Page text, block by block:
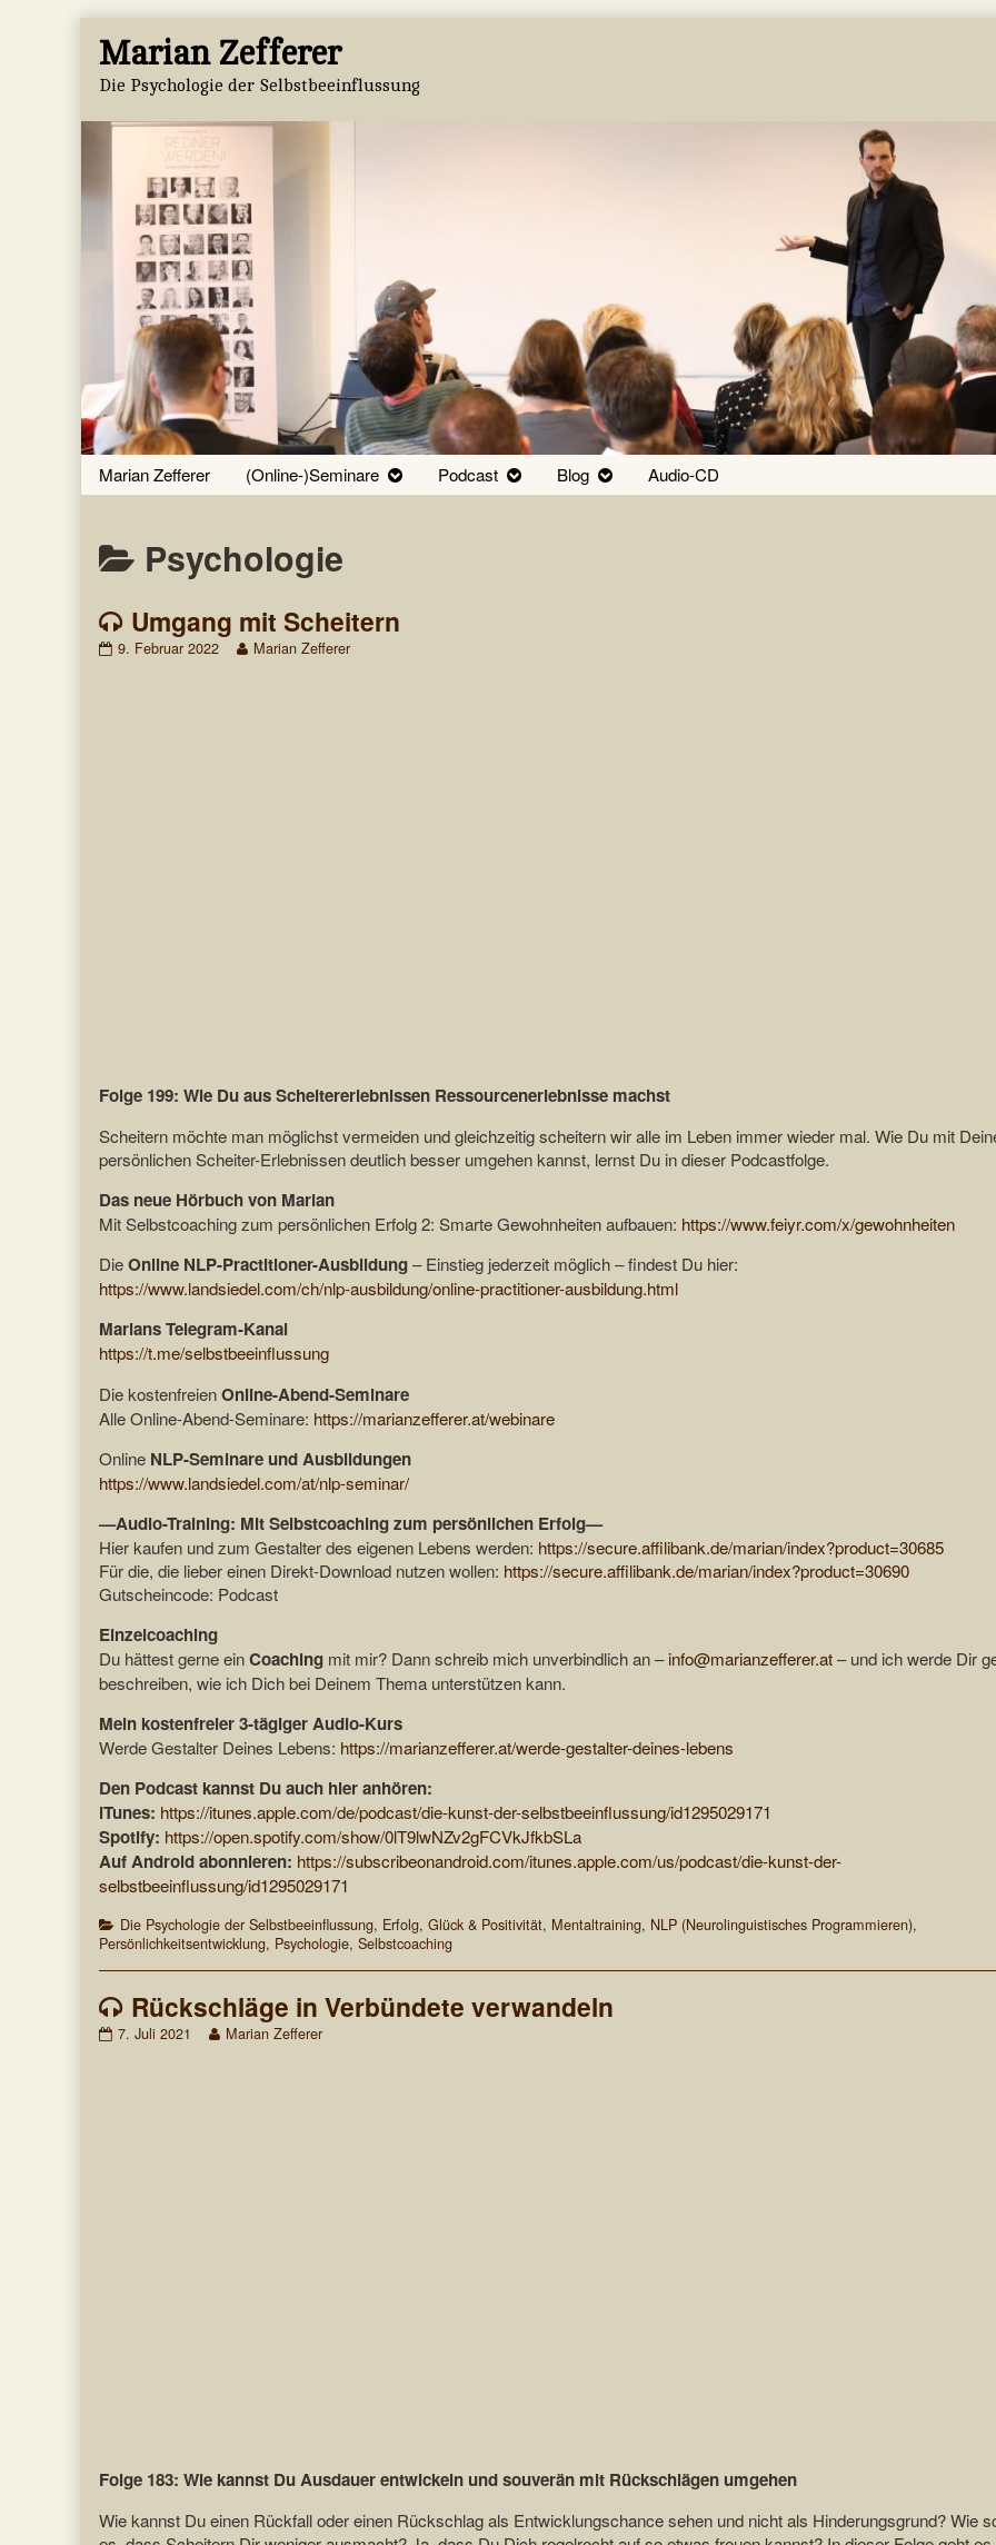
Marian Zefferer
Die Psychologie der Selbstbeeinflussung
Marian Zefferer (Online-)Seminare Podcast Blog Audio-CD
Posts
categoriezed
as
Psychologie
Umgang mit Scheitern
Umgang
9. Februar 2022
Read
Marian Zefferer
Folge 199: Wie Du aus Scheitererlebnissen Ressourcenerlebnisse machst
Scheitern möchte man möglichst vermeiden und gleichzeitig scheitern wir alle im Leben immer wieder mal. Wie Du mit
persönlichen Scheiter-Erlebnissen deutlich besser umgehen kannst, lernst Du in dieser Podcastfolge.
Das neue Hörbuch von Marian
Mit Selbstcoaching zum persönlichen Erfolg 2: Smarte Gewohnheiten aufbauen: https://www.feiyr.com/x/gewohnheiten
DieOnline NLP-Practitioner-Ausbildung– Einstieg jederzeit möglich – findest Du hier:
https://www.landsiedel.com/ch/nlp-ausbildung/online-practitioner-ausbildung.html
Marians Telegram-Kanal
https://t.me/selbstbeeinflussung
Die kostenfreienOnline-Abend-Seminare
Alle Online-Abend-Seminare: https://marianzefferer.at/webinare
Online NLP-Seminare und Ausbildungen
https://www.landsiedel.com/at/nlp-seminar/
—Audio-Training: Mit Selbstcoaching zum persönlichen Erfolg—
Hier kaufen und zum Gestalter des eigenen Lebens werden: https://secure.affilibank.de/marian/index?product=30685
Für die, die lieber einen Direkt-Download nutzen wollen: https://secure.affilibank.de/marian/index?product=30690
Gutscheincode: Podcast
Einzelcoaching
Du hättest gerne einCoaching mit mir? Dann schreib mich unverbindlich an –info@marianzefferer.at– und ich werde Dir
beschreiben, wie ich Dich bei Deinem Thema unterstützen kann.
Mein kostenfreier 3-tägiger Audio-Kurs
Werde Gestalter Deines Lebens: https://marianzefferer.at/werde-gestalter-deines-lebens
Den Podcast kannst Du auch hier anhören:
iTunes: https://itunes.apple.com/de/podcast/die-kunst-der-selbstbeeinflussung/id1295029171
Spotify: https://open.spotify.com/show/0lT9lwNZv2gFCVkJfkbSLa
Auf Android abonnieren: https://subscribeonandroid.com/itunes.apple.com/us/podcast/die-kunst-der-
selbstbeeinflussung/id1295029171
Categories
Die Psychologie der Selbstbeeinflussung, Erfolg, Glück & Positivität, Mentaltraining, NLP (Neurolinguistisches Programmieren),
Persönlichkeitsentwicklung, Psychologie, Selbstcoaching
Rückschläge in Verbündete verwandeln
Rückschläge
7. Juli 2021
Read
Marian Zefferer
Folge 183: Wie kannst Du Ausdauer entwickeln und souverän mit Rückschlägen umgehen
Wie kannst Du einen Rückfall oder einen Rückschlag als Entwicklungschance sehen und nicht als Hinderungsgrund? Wie